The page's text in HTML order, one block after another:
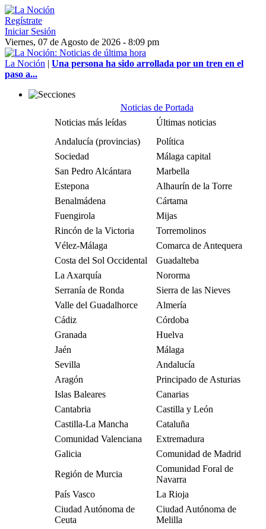
Regístrate
Iniciar Sesión
Viernes, 07 de Agosto de 2026 - 8:09 pm
La Noción | Una persona ha sido arrollada por un tren en el
paso a...
Noticias de Portada
Noticias más leídas
Últimas noticias
Andalucía (provincias)
Política
Sociedad
Málaga capital
San Pedro Alcántara
Marbella
Estepona
Alhaurín de la Torre
Benalmádena
Cártama
Fuengirola
Mijas
Rincón de la Victoria
Torremolinos
Vélez-Málaga
Comarca de Antequera
Costa del Sol Occidental
Guadalteba
La Axarquía
Nororma
Serranía de Ronda
Sierra de las Nieves
Valle del Guadalhorce
Almería
Cádiz
Córdoba
Granada
Huelva
Jaén
Málaga
Sevilla
Andalucía
Aragón
Principado de Asturias
Islas Baleares
Canarias
Cantabria
Castilla y León
Castilla-La Mancha
Cataluña
Comunidad Valenciana
Extremadura
Galicia
Comunidad de Madrid
Región de Murcia
Comunidad Foral de
Navarra
País Vasco
La Rioja
Ciudad Autónoma de
Ceuta
Ciudad Autónoma de
Melilla